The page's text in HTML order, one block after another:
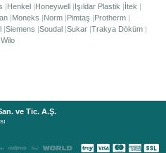
Henkel Honeywell Işıldar Plastik
İtek
Moneks Norm Pimtaş
Protherm
Siemens Soudal Sukar Trakya Döküm
Wilo
ve Tic. A.Ş.